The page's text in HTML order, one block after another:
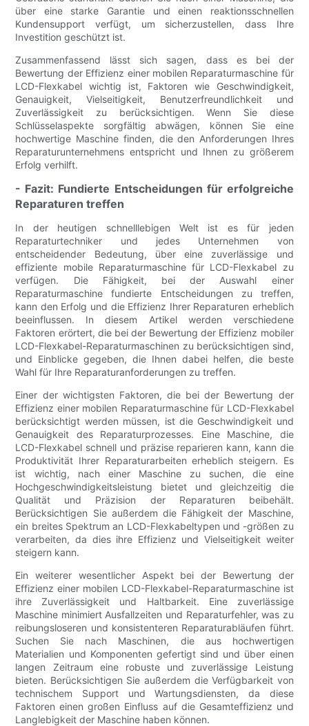
über eine starke Garantie und einen reaktionsschnellen
Kundensupport verfügt, um sicherzustellen, dass Ihre
Investition geschützt ist.
Zusammenfassend lässt sich sagen, dass es bei der
Bewertung der Effizienz einer mobilen Reparaturmaschine für
LCD-Flexkabel wichtig ist, Faktoren wie Geschwindigkeit,
Genauigkeit, Vielseitigkeit, Benutzerfreundlichkeit und
Zuverlässigkeit zu berücksichtigen. Wenn Sie diese
Schlüsselaspekte sorgfältig abwägen, können Sie eine
hochwertige Maschine finden, die den Anforderungen Ihres
Reparaturunternehmens entspricht und Ihnen zu größerem
Erfolg verhilft.
- Fazit: Fundierte Entscheidungen für erfolgreiche
Reparaturen treffen
In der heutigen schnelllebigen Welt ist es für jeden
Reparaturtechniker und jedes Unternehmen von
entscheidender Bedeutung, über eine zuverlässige und
effiziente mobile Reparaturmaschine für LCD-Flexkabel zu
verfügen. Die Fähigkeit, bei der Auswahl einer
Reparaturmaschine fundierte Entscheidungen zu treffen,
kann den Erfolg und die Effizienz Ihrer Reparaturen erheblich
beeinflussen. In diesem Artikel werden verschiedene
Faktoren erörtert, die bei der Bewertung der Effizienz mobiler
LCD-Flexkabel-Reparaturmaschinen zu berücksichtigen sind,
und Einblicke gegeben, die Ihnen dabei helfen, die beste
Wahl für Ihre Reparaturanforderungen zu treffen.
Einer der wichtigsten Faktoren, die bei der Bewertung der
Effizienz einer mobilen Reparaturmaschine für LCD-Flexkabel
berücksichtigt werden müssen, ist die Geschwindigkeit und
Genauigkeit des Reparaturprozesses. Eine Maschine, die
LCD-Flexkabel schnell und präzise reparieren kann, kann die
Produktivität Ihrer Reparaturarbeiten erheblich steigern. Es
ist wichtig, nach einer Maschine zu suchen, die eine
Hochgeschwindigkeitsleistung bietet und gleichzeitig die
Qualität und Präzision der Reparaturen beibehält.
Berücksichtigen Sie außerdem die Fähigkeit der Maschine,
ein breites Spektrum an LCD-Flexkabeltypen und -größen zu
verarbeiten, da dies ihre Effizienz und Vielseitigkeit weiter
steigern kann.
Ein weiterer wesentlicher Aspekt bei der Bewertung der
Effizienz einer mobilen LCD-Flexkabel-Reparaturmaschine ist
ihre Zuverlässigkeit und Haltbarkeit. Eine zuverlässige
Maschine minimiert Ausfallzeiten und Reparaturfehler, was zu
reibungsloseren und konsistenteren Reparaturabläufen führt.
Suchen Sie nach Maschinen, die aus hochwertigen
Materialien und Komponenten gefertigt sind und über einen
langen Zeitraum eine robuste und zuverlässige Leistung
bieten. Berücksichtigen Sie außerdem die Verfügbarkeit von
technischem Support und Wartungsdiensten, da diese
Faktoren einen großen Einfluss auf die Gesamteffizienz und
Langlebigkeit der Maschine haben können.